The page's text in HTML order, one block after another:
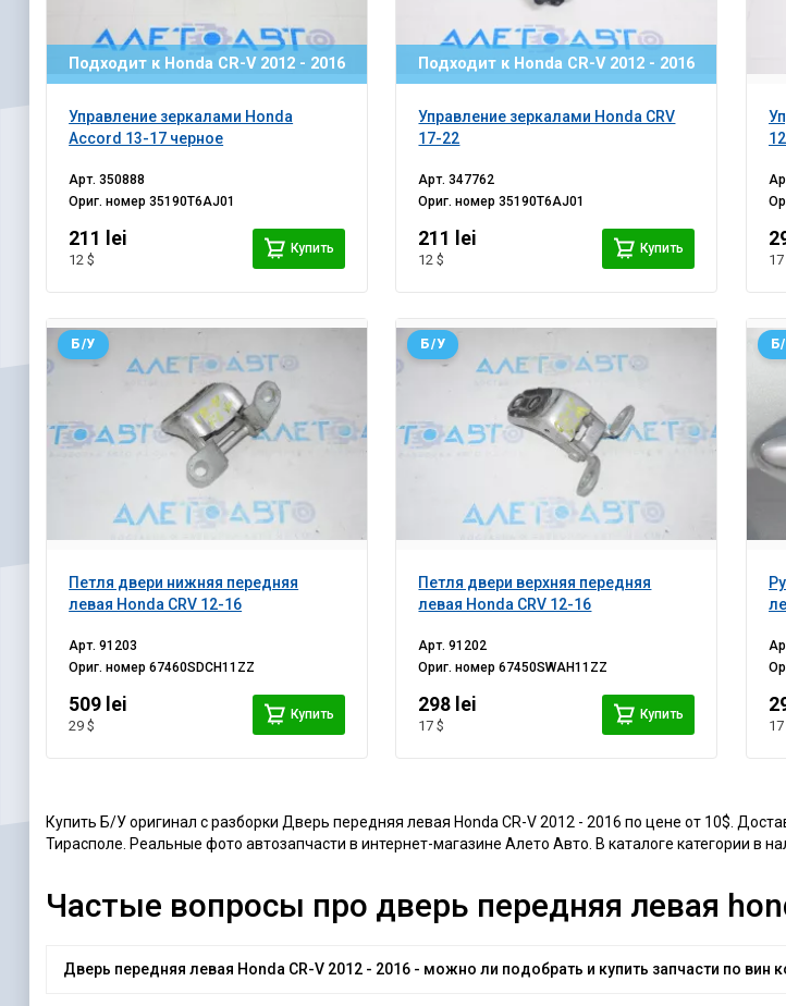
Подходит к Honda CR-V 2012 - 2016
Управление зеркалами Honda
Accord 13-17 черное
Арт.350888
Ориг. номер35190T6AJ01
211 lei
12 $
Купить
Подходит к Honda CR-V 2012 - 2016
Управление зеркалами Honda CRV
17-22
Арт.347762
Ориг. номер35190T6AJ01
211 lei
12 $
Купить
17
Петля двери нижняя передняя
левая Honda CRV 12-16
Б/У
Арт.91203
Ориг. номер67460SDCH11ZZ
509 lei
29 $
Купить
Петля двери верхняя передняя
левая Honda CRV 12-16
Б/У
Арт.91202
Ориг. номер67450SWAH11ZZ
298 lei
17 $
Купить
17
Купить Б/У оригинал с разборки Дверь передняя левая Honda CR-V 2012 - 2016 по цене от 10$.
Тирасполе. Реальные фото автозапчасти в интернет-магазине Алето Авто. В каталоге категории в
Частые вопросы про дверь передняя левая
Дверь передняя левая Honda CR-V 2012 - 2016 - можно ли подобрать и купить запчасти по вин